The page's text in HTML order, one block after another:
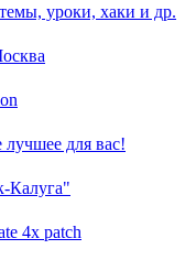
уроки, хаки и др.
для вас!
Калуга"
4x patch